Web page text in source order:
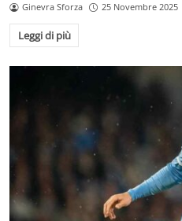
Ginevra Sforza 25 Novembre 2025
Leggi di più